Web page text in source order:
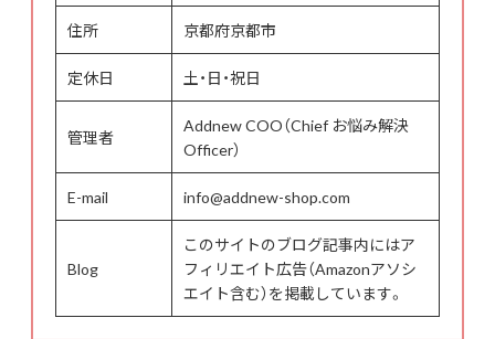
住所 京都府京都市
定休日 土・日・祝日
管理者
Addnew COO（Chief お悩み解決
Officer）
E-mail info@addnew-shop.com
Blog
このサイトのブログ記事内にはア
フィリエイト広告（Amazonアソシ
エイト含む）を掲載しています。